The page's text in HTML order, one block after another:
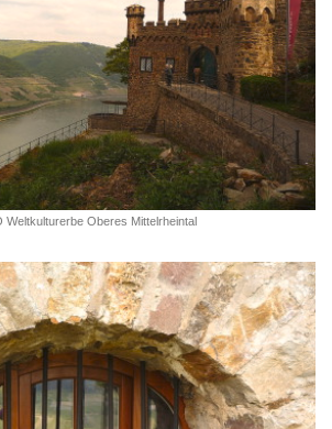
Weltkulturerbe Oberes Mittelrheintal